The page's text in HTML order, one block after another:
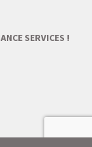
SERVICES !